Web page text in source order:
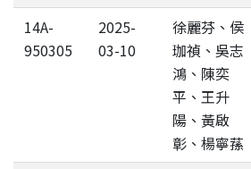
14A-
950305
2025-
03-10
徐麗芬、侯
珈禎、吳志
鴻、陳奕
平、王升
陽、黃啟
彰、楊寧蓀